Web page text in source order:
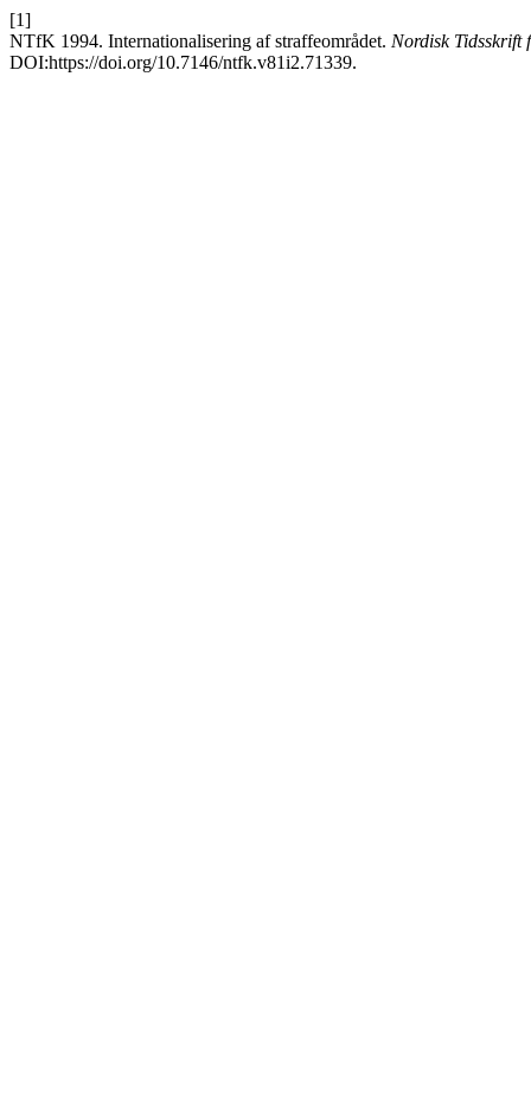
[1]
NTfK 1994. Internationalisering af straffeområdet. Nordisk Tidsskrift
DOI:https://doi.org/10.7146/ntfk.v81i2.71339.